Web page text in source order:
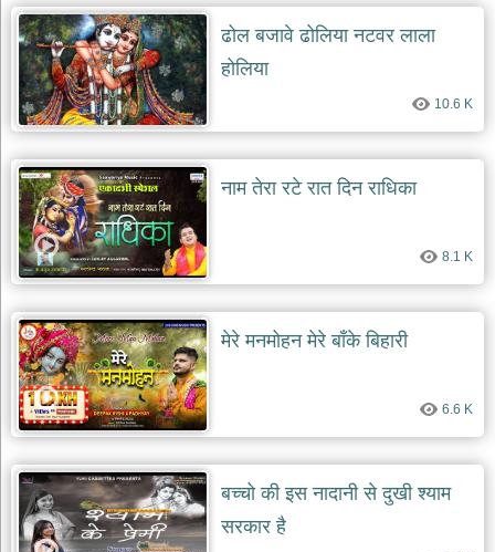
बालक
नाथ
भजन
baba
balak
nath
bhajans
देश
भक्ति
भजन
patriotic
bhajans
खाटू
श्याम
भजन
khatu
shaym
bhajans
रानी
सती
दादी
भजन
rani
sati
dadi
bhajans
ढोल बजावे ढोलिया नटवर लाला
होलिया
10.6 K
नाम तेरा रटे रात दिन राधिका
8.1 K
मेरे मनमोहन मेरे बाँके बिहारी
6.6 K
बच्चो की इस नादानी से दुखी श्याम
सरकार है